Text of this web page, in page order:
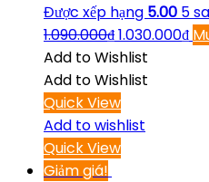
Được xếp hạng 5.00 5
1.090.000₫1.030.000₫
Add to Wishlist
Add to Wishlist
Quick View
Add to wishlist
Quick View
Giảm giá!